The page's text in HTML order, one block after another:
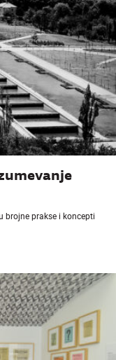
brojne prakse i koncepti